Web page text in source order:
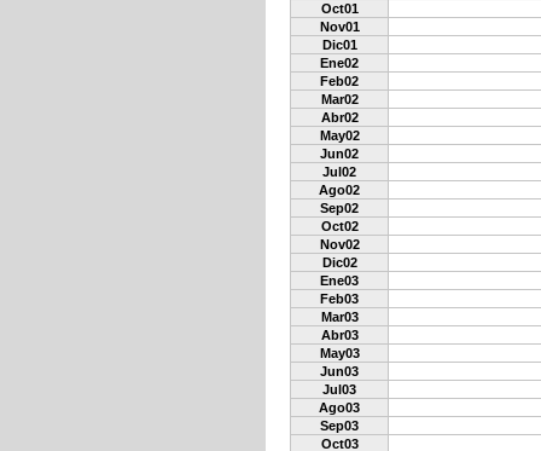
Oct01
Nov01
Dic01
Ene02
Feb02
Mar02
Abr02
May02
Jun02
Jul02
Ago02
Sep02
Oct02
Nov02
Dic02
Ene03
Feb03
Mar03
Abr03
May03
Jun03
Jul03
Ago03
Sep03
Oct03